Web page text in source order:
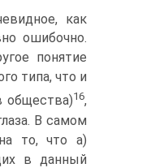
как
ошибочно.
понятие
типа, что и
общества)16,
В самом
то, что а)
в данный